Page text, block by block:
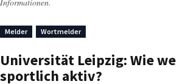
Melder Wortmelder
Universität Leipzig: Wie
sportlich aktiv?